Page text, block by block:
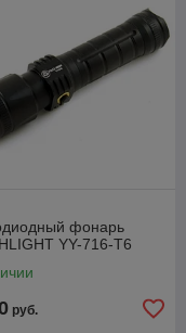
фонарь
YY-716-T6
руб.